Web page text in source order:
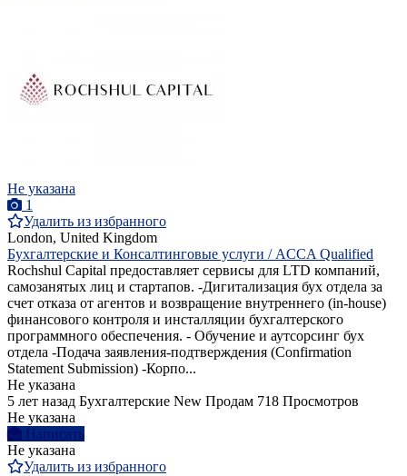
Не указана
1
Удалить из избранного
London, United Kingdom
Бухгалтерские и Консалтинговые услуги / ACCA Qualified
Rochshul Capital предоставляет сервисы для LTD компаний,
самозанятых лиц и стартапов. -Дигитализация бух отдела за
счет отказа от агентов и возвращение внутреннего (in-house)
финансового контроля и инсталляции бухгалтерского
программного обеспечения. - Обучение и аутсорсинг бух
отдела -Подача заявления-подтверждения (Confirmation
Statement Submission) -Корпо...
Не указана
5 лет назад Бухгалтерские New Продам 718 Просмотров
Не указана
Написать
Не указана
Удалить из избранного